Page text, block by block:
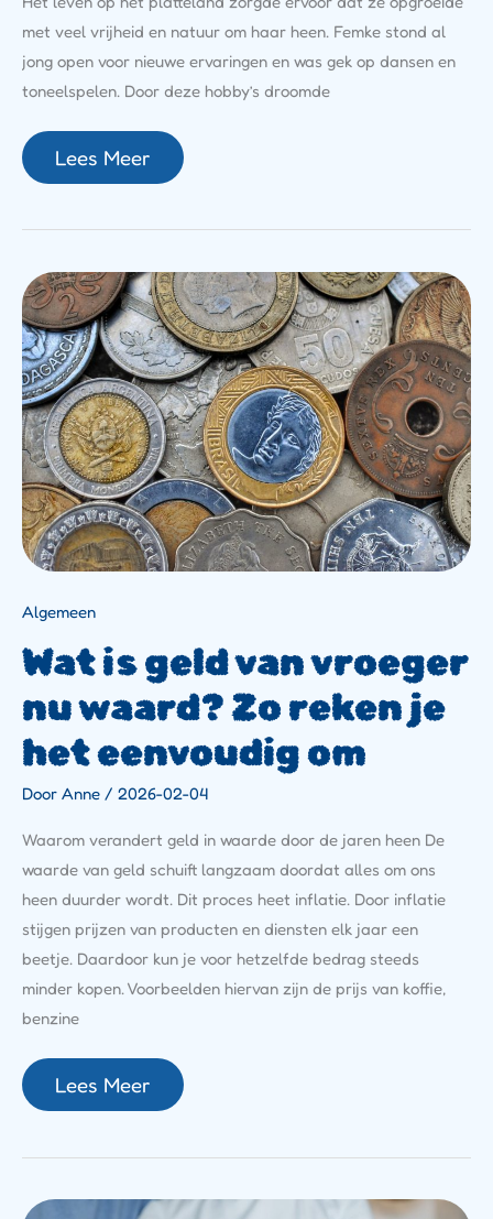
met veel vrijheid en natuur om haar heen. Femke stond al
jong open voor nieuwe ervaringen en was gek op dansen en
toneelspelen. Door deze hobby’s droomde
Lees Meer
Algemeen
Wat is geld van vroeger
nu waard? Zo reken je
het eenvoudig om
Door Anne / 2026-02-04
Waarom verandert geld in waarde door de jaren heen De
waarde van geld schuift langzaam doordat alles om ons
heen duurder wordt. Dit proces heet inflatie. Door inflatie
stijgen prijzen van producten en diensten elk jaar een
beetje. Daardoor kun je voor hetzelfde bedrag steeds
minder kopen. Voorbeelden hiervan zijn de prijs van koffie,
benzine
Wat
Is
Geld
Van
Vroeger
Nu
Waard?
Zo
Reken
Je
Het
Eenvoudig
Om
Lees Meer